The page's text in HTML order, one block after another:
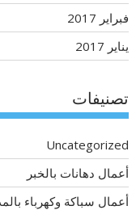
فبراير 2017
يناير 2017
تصنيفات
Uncategorized
أعمال دهانات بالخبر
أعمال سباكة وكهرباء